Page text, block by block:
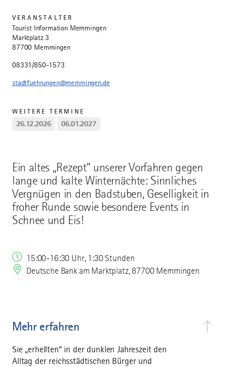
Ein altes „Rezept“ unserer Vorfahren gegen
lange und kalte Winternächte: Sinnliches
Vergnügen in den Badstuben, Geselligkeit in
froher Runde sowie besondere Events in
Schnee und Eis!
15:00-16:30 Uhr, 1:30 Stunden
Deutsche Bank am Marktplatz, 87700 Memmingen
Mehr erfahren
Sie „erhellten“ in der dunklen Jahreszeit den
Alltag der reichsstädtischen Bürger und
VERANSTALTER
Tourist Information Memmingen
Marktplatz 3
87700 Memmingen
08331/850-1573
stadtfuehrungen@memmingen.de
WEITERE TERMINE
26.12.2026 06.01.2027